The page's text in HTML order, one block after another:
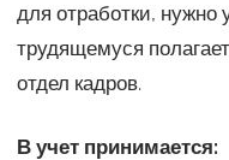
для отработки, нужно
трудящемуся
отдел кадров.
В учет принимается: